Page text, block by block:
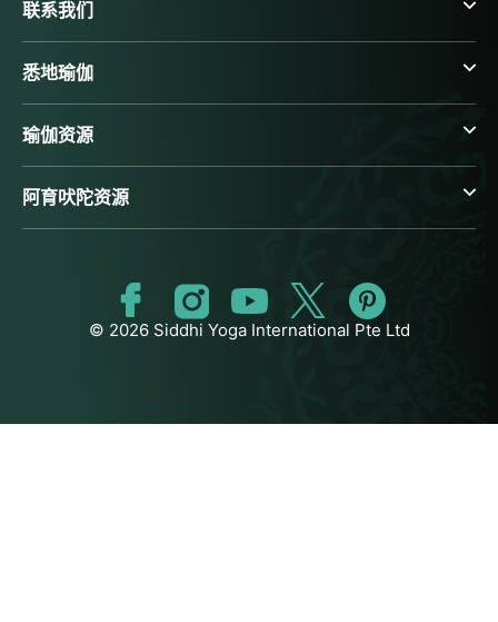
联系我们
悉地瑜伽
瑜伽资源
阿育吠陀资源
© 2026 Siddhi Yoga International Pte Ltd